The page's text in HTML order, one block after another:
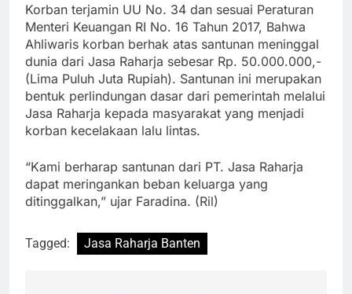
Korban terjamin UU No. 34 dan sesuai Peraturan
Menteri Keuangan RI No. 16 Tahun 2017, Bahwa
Ahliwaris korban berhak atas santunan meninggal
dunia dari Jasa Raharja sebesar Rp. 50.000.000,-
(Lima Puluh Juta Rupiah). Santunan ini merupakan
bentuk perlindungan dasar dari pemerintah melalui
Jasa Raharja kepada masyarakat yang menjadi
korban kecelakaan lalu lintas.
“Kami berharap santunan dari PT. Jasa Raharja
dapat meringankan beban keluarga yang
ditinggalkan,” ujar Faradina. (Ril)
Tagged: Jasa Raharja Banten